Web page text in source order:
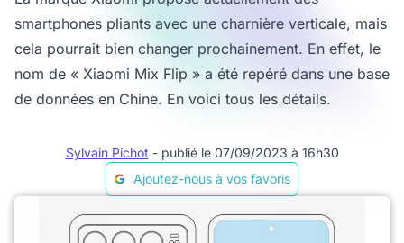
smartphones pliants avec une charnière verticale, mais
cela pourrait bien changer prochainement. En effet, le
nom de « Xiaomi Mix Flip » a été repéré dans une base
de données en Chine. En voici tous les détails.
Sylvain Pichot - publié le 07/09/2023 à 16h30
Ajoutez-nous à vos favoris